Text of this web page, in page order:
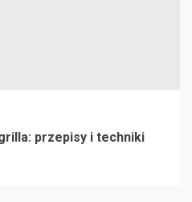
przepisy i techniki